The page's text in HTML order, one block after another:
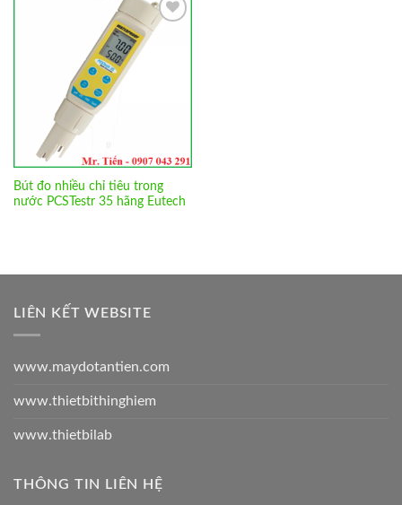
Add to
Wishlist
Bút đo nhiều chỉ tiêu trong
nước PCSTestr 35 hãng Eutech
LIÊN KẾT WEBSITE
www.maydotantien.com
www.thietbithinghiem
www.thietbilab
THÔNG TIN LIÊN HỆ